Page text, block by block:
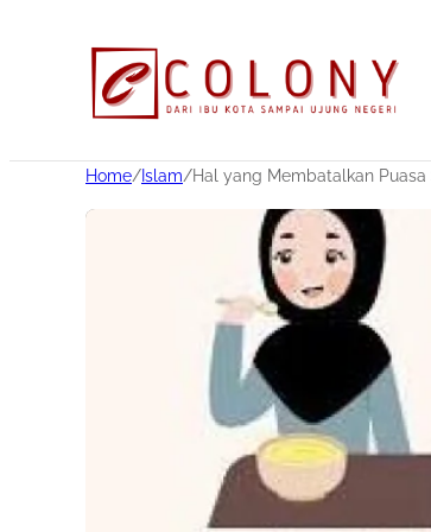
Home/Islam/Hal yang Membatalkan